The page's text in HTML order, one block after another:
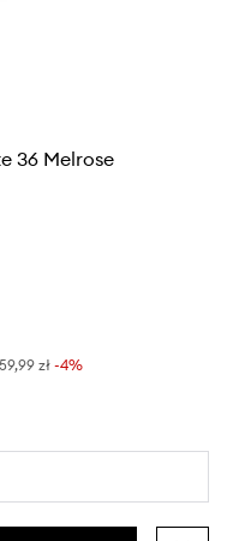
36 Melrose
zł -4%